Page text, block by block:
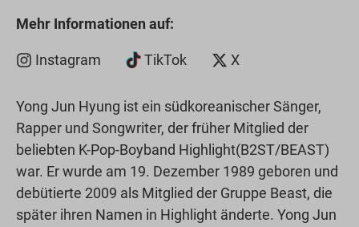
Mehr Informationen auf:
Instagram TikTok X
Yong Jun Hyung ist ein südkoreanischer Sänger,
Rapper und Songwriter, der früher Mitglied der
beliebten K-Pop-Boyband Highlight(B2ST/BEAST)
war. Er wurde am 19. Dezember 1989 geboren und
debütierte 2009 als Mitglied der Gruppe Beast, die
später ihren Namen in Highlight änderte. Yong Jun